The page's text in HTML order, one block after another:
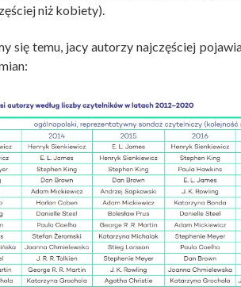
niż kobiety).
się temu, jacy autorzy najczęściej